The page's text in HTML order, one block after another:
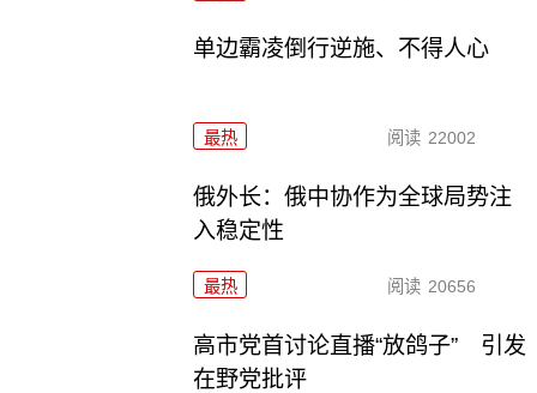
单边霸凌倒行逆施、不得人心
最热 阅读 22002
俄外长：俄中协作为全球局势注
入稳定性
最热 阅读 20656
高市党首讨论直播“放鸽子” 引发
在野党批评